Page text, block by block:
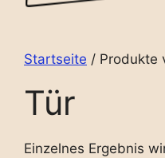
Startseite / Produkte
Tür
Einzelnes Ergebnis